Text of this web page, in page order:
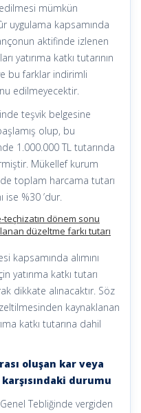
mümkün
uygulama kapsamında
aktifinde izlenen
yatırıma katkı tutarının
bu farklar indirimli
edilmeyecektir.
teşvik belgesine
olup, bu
1.000.000 TL tutarında
Mükellef kurum
toplam harcama tutarı
ise %30 ’dur.
dönem sonu
düzeltme farkı tutarı
kapsamında alımını
yatırıma katkı tutarı
dikkate alınacaktır. Söz
kaynaklanan
katkı tutarına dahil
oluşan kar veya
durumu
Tebliğinde vergiden